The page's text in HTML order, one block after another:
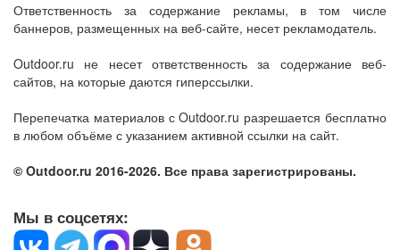
Ответственность за содержание рекламы, в том числе
баннеров, размещенных на веб-сайте, несет рекламодатель.
Outdoor.ru не несет ответственность за содержание веб-
сайтов, на которые даются гиперссылки.
Перепечатка материалов с Outdoor.ru разрешается бесплатно
в любом объёме с указанием активной ссылки на сайт.
© Outdoor.ru 2016-2026. Все права зарегистрированы.
Мы в соцсетях: